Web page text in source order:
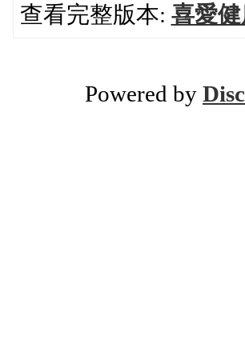
查看完整版本: 喜愛
Powered by